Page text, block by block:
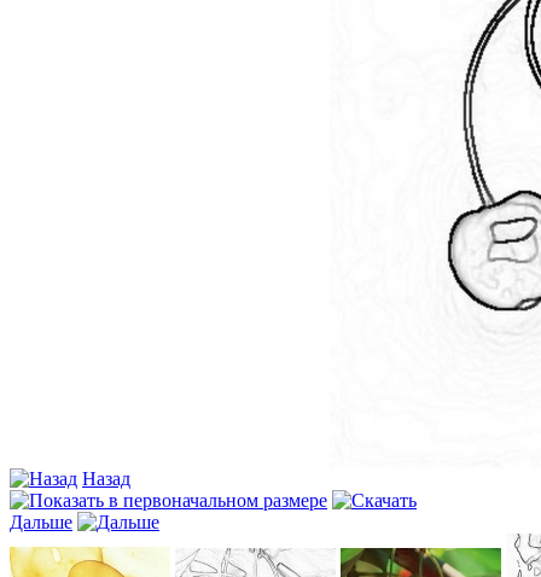
Назад
Дальше